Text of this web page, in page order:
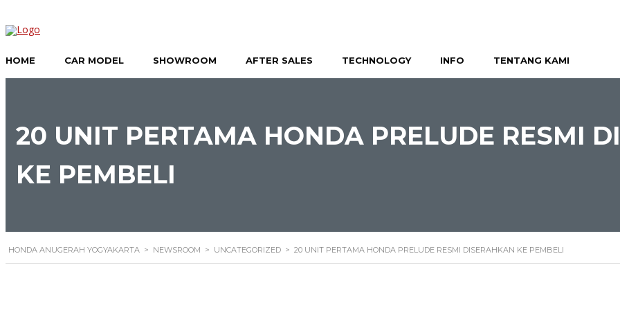
HOME CAR MODEL SHOWROOM AFTER SALES TECHNOLOGY INFO TENTANG KAMI
20 UNIT PERTAMA HONDA PRELUDE RESMI
KE PEMBELI
HONDA ANUGERAH YOGYAKARTA > NEWSROOM > UNCATEGORIZED > 20 UNIT PERTAMA HONDA PRELUDE RESMI DISERAHKAN KE PEMBELI